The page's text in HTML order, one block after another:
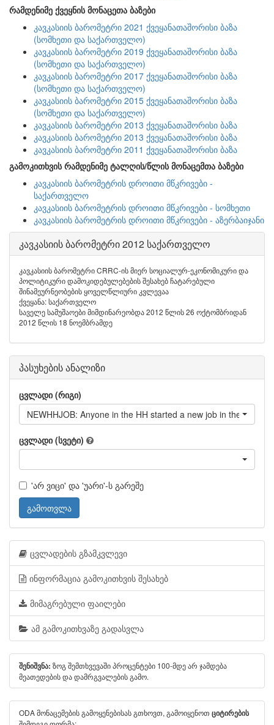
რამდენიმე ქვეყნის მონაცეთა ბაზები
კავკასიის ბარომეტრი 2021 ქვეყანათაშორისი ბაზა
(სომხეთი და საქართველო)
კავკასიის ბარომეტრი 2019 ქვეყანათაშორისი ბაზა
(სომხეთი და საქართველო)
კავკასიის ბარომეტრი 2017 ქვეყანათაშორისი ბაზა
(სომხეთი და საქართველო)
კავკასიის ბარომეტრი 2015 ქვეყანათაშორისი ბაზა
(სომხეთი და საქართველო)
კავკასიის ბარომეტრი 2013 ქვეყანათაშორისი ბაზა
კავკასიის ბარომეტრი 2013 ქვეყანათაშორისი ბაზა
კავკასიის ბარომეტრი 2011 ქვეყანათაშორისი ბაზა
გამოკითხვის რამდენიმე ტალღის/წლის მონაცემთა ბაზები
კავკასიის ბარომეტრის დროითი მწკრივები -
საქართველო
კავკასიის ბარომეტრის დროითი მწკრივები - სომხეთი
კავკასიის ბარომეტრის დროითი მწკრივები - აზერბაიჯანი
კავკასიის ბარომეტრი 2012 საქართველო
კავკასიის ბარომეტრი CRRC-ის მიერ სოციალურ-ეკონომიკური და
პოლიტიკური დამოკიდებულებების შესახებ ჩატარებული
შინამეურნეობების ყოველწლიური კვლევაა
ქვეყანა: საქართველო
საველე სამუშაოები მიმდინარეობდა 2012 წლის 26 ოქტომბრიდან
2012 წლის 18 ნოემბრამდე
პასუხების ანალიზი
ცვლადი (რიგი)
NEWHHJOB: Anyone in the HH started a new job in the last 12
ცვლადი (სვეტი)
'არ ვიცი' და 'უარი'-ს გარეშე
გამოთვლა
ცვლადების გზამკვლევი
ინფორმაცია გამოკითხვის შესახებ
მიმაგრებული ფაილები
ამ გამოკითხვაზე გადასვლა
შენიშვნა: ზოგ შემთხვევაში პროცენტები 100-მდე არ ჯამდება
მეათედების და დამრგვალების გამო.
ODA მონაცემების გამოყენებისას გთხოვთ, გამოიყენოთ ციტირების